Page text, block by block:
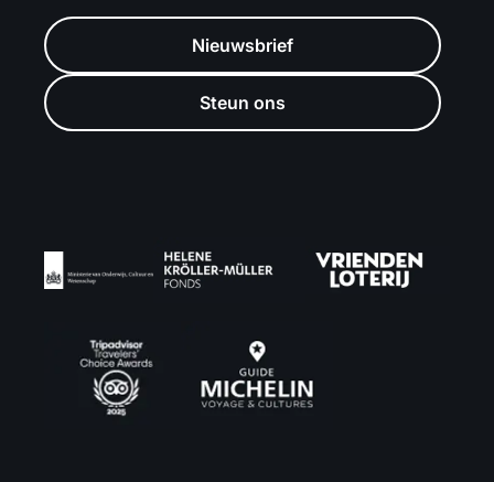
Nieuwsbrief
Steun ons